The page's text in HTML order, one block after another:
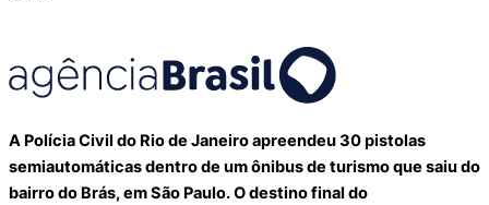
A Polícia Civil do Rio de Janeiro apreendeu 30 pistolas
semiautomáticas dentro de um ônibus de turismo que saiu do
bairro do Brás, em São Paulo. O destino final do